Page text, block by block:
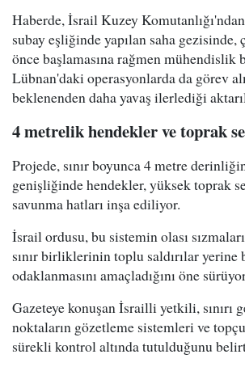
Haberde, İsrail Kuzey
subay eşliğinde yapılan saha gezisinde,
önce başlamasına rağmen
Lübnan'daki operasyonlarda da görev
beklenenden daha yavaş ilerlediği
4 metrelik hendekler ve toprak
Projede, sınır boyunca 4 metre
genişliğinde hendekler, yüksek toprak
savunma hatları inşa ediliyor.
İsrail ordusu, bu sistemin olası
sınır birliklerinin toplu saldırılar
odaklanmasını amaçladığını öne
Gazeteye konuşan İsrailli yetkili, sınırı
noktaların gözetleme sistemleri ve
sürekli kontrol altında tutulduğunu